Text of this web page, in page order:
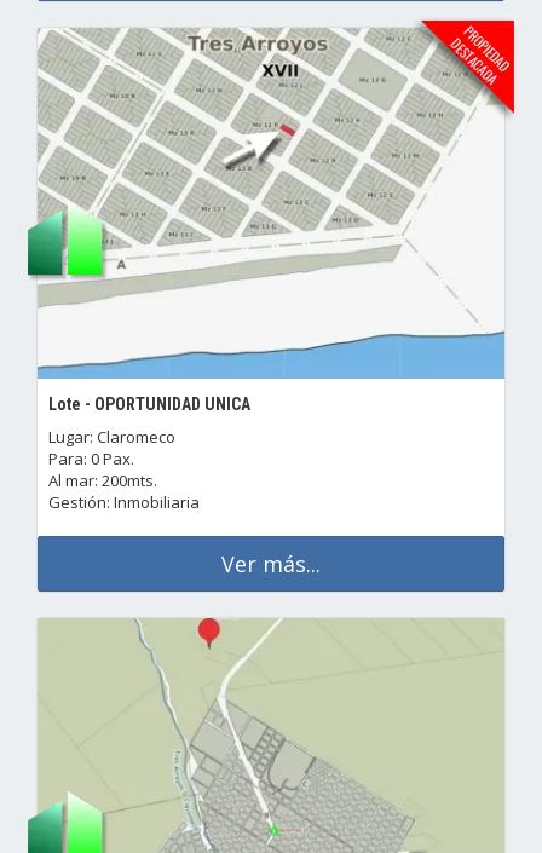
Lote - OPORTUNIDAD UNICA
Lugar: Claromeco
Para: 0 Pax.
Al mar: 200mts.
Gestión: Inmobiliaria
Ver más...